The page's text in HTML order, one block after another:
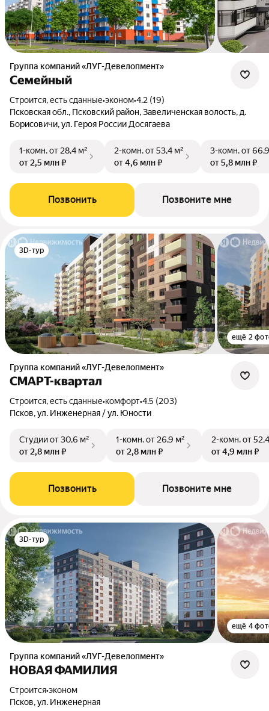
Группа компаний «ЛУГ-Девелопмент»
Семейный
Строится, есть сданные•эконом•4.2 (19)
Псковская обл., Псковский район, Завеличенская волость, д.
Борисовичи, ул. Героя России Досягаева
1-комн.от 28,4 м²
от 2,5 млн ₽
2-комн.от 53,4 м²
от 4,6 млн ₽
3-комн.от
от 5,8 млн ₽
Позвонить Позвоните мне
3D-тур
ещё 2
Группа компаний «ЛУГ-Девелопмент»
СМАРТ-квартал
Строится, есть сданные•комфорт•4.5 (203)
Псков, ул. Инженерная / ул. Юности
Студииот 30,6 м²
от 2,8 млн ₽
1-комн.от 26,9 м²
от 2,8 млн ₽
2-комн.от
от 4,9 млн ₽
Позвонить Позвоните мне
3D-тур
ещё 4
Группа компаний «ЛУГ-Девелопмент»
НОВАЯ ФАМИЛИЯ
Строится•эконом
Псков, ул. Инженерная